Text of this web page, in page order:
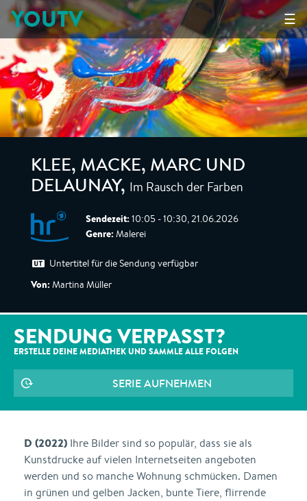
☰
YOUTV
KLEE, MACKE, MARC UND
DELAUNAY, Im Rausch der Farben
Sendezeit: 10:05 - 10:30, 21.06.2026
Genre: Malerei
Untertitel für die Sendung verfügbar
Von: Martina Müller
SENDUNG VERPASST?
ERSTELLE DEINE MEDIATHEK UND SAMMLE ALLE FOLGEN
SERIE AUFNEHMEN
D (2022) Ihre Bilder sind so populär, dass sie als
Kunstdrucke auf vielen Internetseiten angeboten
werden und so manche Wohnung schmücken. Damen
in grünen und gelben Jacken, bunte Tiere, flirrende